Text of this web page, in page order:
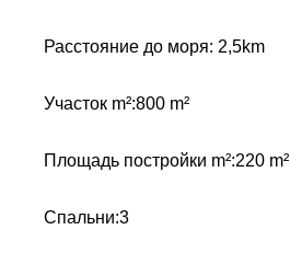
Расстояние до моря: 2,5km
Участок m²:800 m²
Площадь постройки m²:220 m²
Спальни:3